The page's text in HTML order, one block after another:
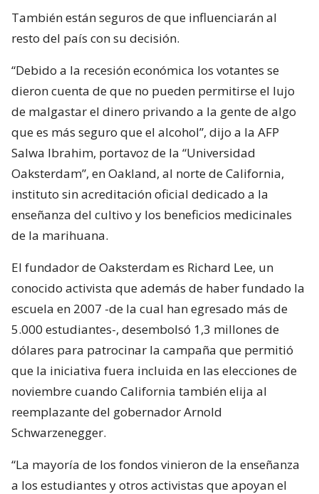
También están seguros de que influenciarán al
resto del país con su decisión.
“Debido a la recesión económica los votantes se
dieron cuenta de que no pueden permitirse el lujo
de malgastar el dinero privando a la gente de algo
que es más seguro que el alcohol”, dijo a la AFP
Salwa Ibrahim, portavoz de la “Universidad
Oaksterdam”, en Oakland, al norte de California,
instituto sin acreditación oficial dedicado a la
enseñanza del cultivo y los beneficios medicinales
de la marihuana.
El fundador de Oaksterdam es Richard Lee, un
conocido activista que además de haber fundado la
escuela en 2007 -de la cual han egresado más de
5.000 estudiantes-, desembolsó 1,3 millones de
dólares para patrocinar la campaña que permitió
que la iniciativa fuera incluida en las elecciones de
noviembre cuando California también elija al
reemplazante del gobernador Arnold
Schwarzenegger.
“La mayoría de los fondos vinieron de la enseñanza
a los estudiantes y otros activistas que apoyan el